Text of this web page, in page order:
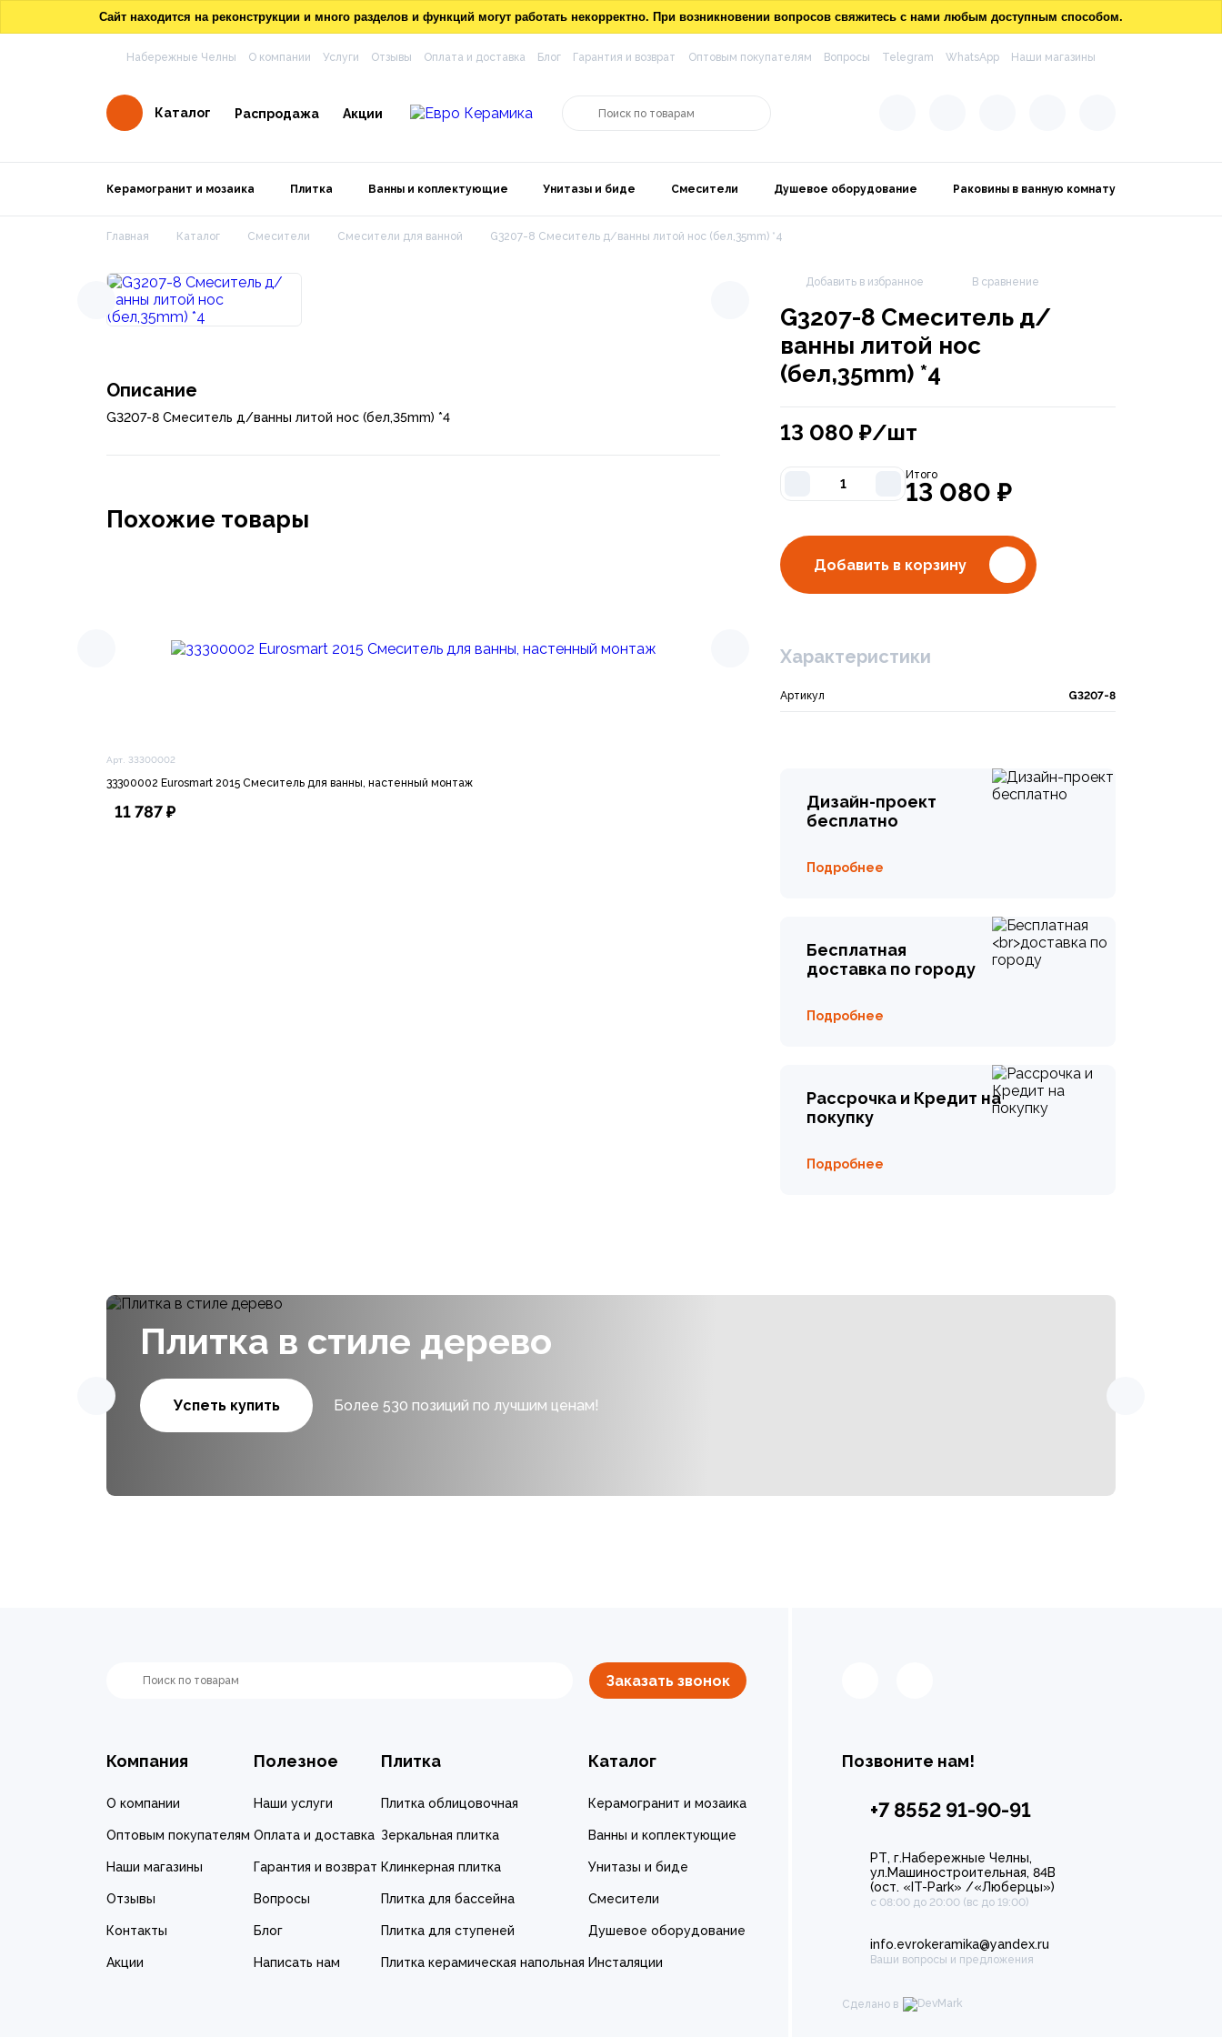
Сайт находится на реконструкции и много разделов и функций могут работать некорректно. При возникновении вопросов свяжитесь с нами любым доступным способом.
Набережные Челны О компании Услуги Отзывы Оплата и доставка Блог Гарантия и возврат Оптовым покупателям Вопросы Telegram WhatsApp Наши магазины
Каталог Распродажа Акции
Керамогранит и мозаика Плитка Ванны и коплектующие Унитазы и биде Смесители Душевое оборудование Раковины в ванную комнату
Главная Каталог Смесители Смесители для ванной G3207-8 Смеситель д/ванны литой нос (бел,35mm) *4
Описание
G3207-8 Смеситель д/ванны литой нос (бел,35mm) *4
Похожие товары
Арт. 33300002
33300002 Eurosmart 2015 Смеситель для ванны, настенный монтаж
11 787 ₽
LM4114C Luna Смеситель для ванны с поворот. плоск. изливом 172мм, боковой дивертор с
Добавить в избранное В сравнение
G3207-8 Смеситель д/
ванны литой нос
(бел,35mm) *4
13 080 ₽/шт
Итого
13 080 ₽
Добавить в корзину
Характеристики
Артикул G3207-8
Дизайн-проект
бесплатно
Подробнее
Бесплатная
доставка по городу
Подробнее
Рассрочка и Кредит на
покупку
Подробнее
Плитка в стиле дерево
Успеть купить Более 530 позиций по лучшим ценам!
Заказать звонок
Компания
О компании
Оптовым покупателям
Наши магазины
Отзывы
Контакты
Акции
Полезное
Наши услуги
Оплата и доставка
Гарантия и возврат
Вопросы
Блог
Написать нам
Плитка
Плитка облицовочная
Зеркальная плитка
Клинкерная плитка
Плитка для бассейна
Плитка для ступеней
Плитка керамическая напольная
Каталог
Керамогранит и мозаика
Ванны и коплектующие
Унитазы и биде
Смесители
Душевое оборудование
Инсталяции
Позвоните нам!
+7 8552 91-90-91
РТ, г.Набережные Челны,
ул.Машиностроительная, 84В
(ост. «IT-Park» /«Люберцы»)
с 08:00 до 20:00 (вс до 19:00)
info.evrokeramika@yandex.ru
Ваши вопросы и предложения
Сделано в